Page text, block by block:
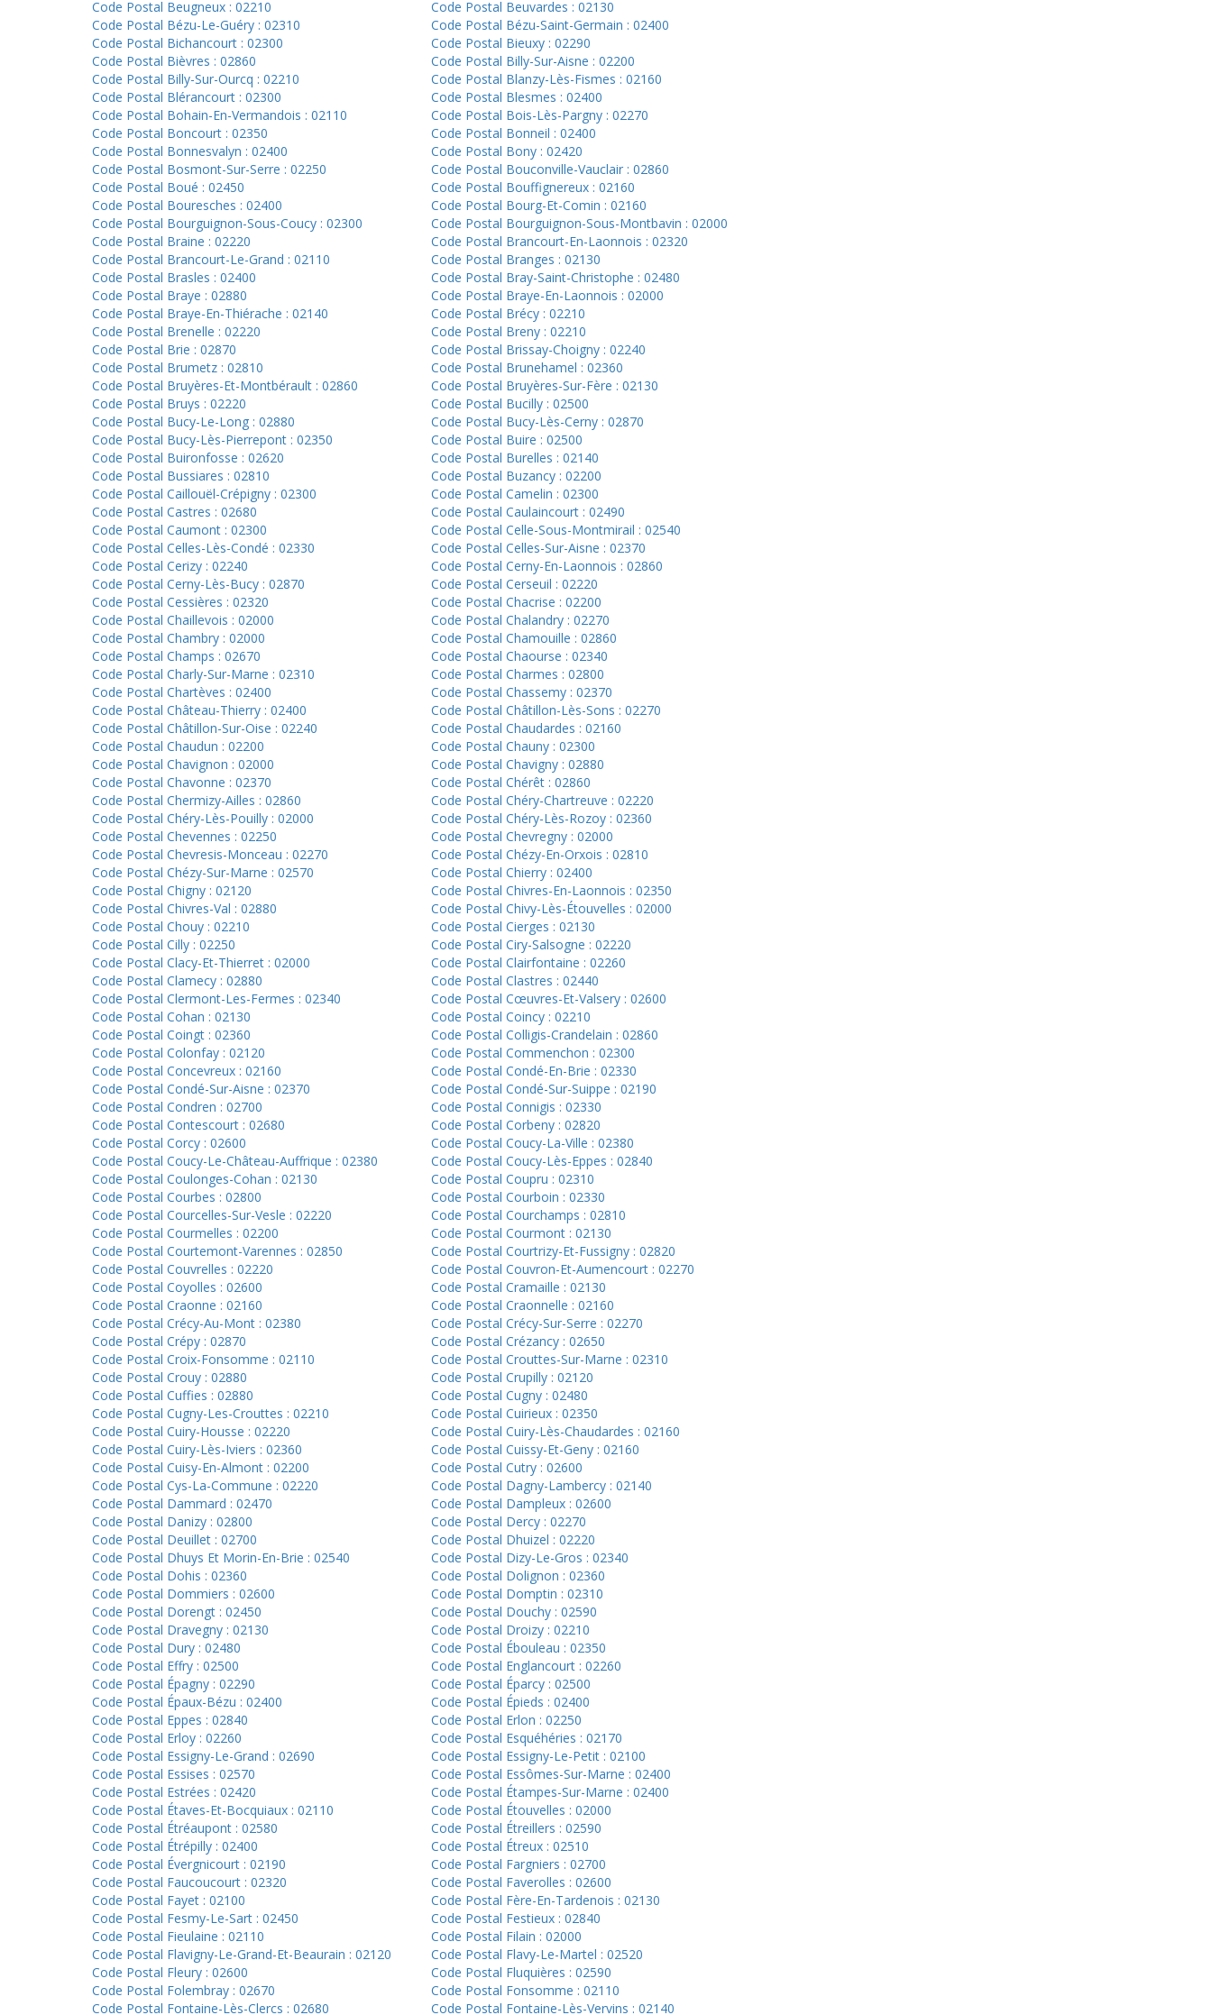
Code Postal Beugneux : 02210
Code Postal Beuvardes : 02130
Code Postal Bézu-Le-Guéry : 02310
Code Postal Bézu-Saint-Germain : 02400
Code Postal Bichancourt : 02300
Code Postal Bieuxy : 02290
Code Postal Bièvres : 02860
Code Postal Billy-Sur-Aisne : 02200
Code Postal Billy-Sur-Ourcq : 02210
Code Postal Blanzy-Lès-Fismes : 02160
Code Postal Blérancourt : 02300
Code Postal Blesmes : 02400
Code Postal Bohain-En-Vermandois : 02110
Code Postal Bois-Lès-Pargny : 02270
Code Postal Boncourt : 02350
Code Postal Bonneil : 02400
Code Postal Bonnesvalyn : 02400
Code Postal Bony : 02420
Code Postal Bosmont-Sur-Serre : 02250
Code Postal Bouconville-Vauclair : 02860
Code Postal Boué : 02450
Code Postal Bouffignereux : 02160
Code Postal Bouresches : 02400
Code Postal Bourg-Et-Comin : 02160
Code Postal Bourguignon-Sous-Coucy : 02300
Code Postal Bourguignon-Sous-Montbavin : 02000
Code Postal Braine : 02220
Code Postal Brancourt-En-Laonnois : 02320
Code Postal Brancourt-Le-Grand : 02110
Code Postal Branges : 02130
Code Postal Brasles : 02400
Code Postal Bray-Saint-Christophe : 02480
Code Postal Braye : 02880
Code Postal Braye-En-Laonnois : 02000
Code Postal Braye-En-Thiérache : 02140
Code Postal Brécy : 02210
Code Postal Brenelle : 02220
Code Postal Breny : 02210
Code Postal Brie : 02870
Code Postal Brissay-Choigny : 02240
Code Postal Brumetz : 02810
Code Postal Brunehamel : 02360
Code Postal Bruyères-Et-Montbérault : 02860
Code Postal Bruyères-Sur-Fère : 02130
Code Postal Bruys : 02220
Code Postal Bucilly : 02500
Code Postal Bucy-Le-Long : 02880
Code Postal Bucy-Lès-Cerny : 02870
Code Postal Bucy-Lès-Pierrepont : 02350
Code Postal Buire : 02500
Code Postal Buironfosse : 02620
Code Postal Burelles : 02140
Code Postal Bussiares : 02810
Code Postal Buzancy : 02200
Code Postal Caillouël-Crépigny : 02300
Code Postal Camelin : 02300
Code Postal Castres : 02680
Code Postal Caulaincourt : 02490
Code Postal Caumont : 02300
Code Postal Celle-Sous-Montmirail : 02540
Code Postal Celles-Lès-Condé : 02330
Code Postal Celles-Sur-Aisne : 02370
Code Postal Cerizy : 02240
Code Postal Cerny-En-Laonnois : 02860
Code Postal Cerny-Lès-Bucy : 02870
Code Postal Cerseuil : 02220
Code Postal Cessières : 02320
Code Postal Chacrise : 02200
Code Postal Chaillevois : 02000
Code Postal Chalandry : 02270
Code Postal Chambry : 02000
Code Postal Chamouille : 02860
Code Postal Champs : 02670
Code Postal Chaourse : 02340
Code Postal Charly-Sur-Marne : 02310
Code Postal Charmes : 02800
Code Postal Chartèves : 02400
Code Postal Chassemy : 02370
Code Postal Château-Thierry : 02400
Code Postal Châtillon-Lès-Sons : 02270
Code Postal Châtillon-Sur-Oise : 02240
Code Postal Chaudardes : 02160
Code Postal Chaudun : 02200
Code Postal Chauny : 02300
Code Postal Chavignon : 02000
Code Postal Chavigny : 02880
Code Postal Chavonne : 02370
Code Postal Chérêt : 02860
Code Postal Chermizy-Ailles : 02860
Code Postal Chéry-Chartreuve : 02220
Code Postal Chéry-Lès-Pouilly : 02000
Code Postal Chéry-Lès-Rozoy : 02360
Code Postal Chevennes : 02250
Code Postal Chevregny : 02000
Code Postal Chevresis-Monceau : 02270
Code Postal Chézy-En-Orxois : 02810
Code Postal Chézy-Sur-Marne : 02570
Code Postal Chierry : 02400
Code Postal Chigny : 02120
Code Postal Chivres-En-Laonnois : 02350
Code Postal Chivres-Val : 02880
Code Postal Chivy-Lès-Étouvelles : 02000
Code Postal Chouy : 02210
Code Postal Cierges : 02130
Code Postal Cilly : 02250
Code Postal Ciry-Salsogne : 02220
Code Postal Clacy-Et-Thierret : 02000
Code Postal Clairfontaine : 02260
Code Postal Clamecy : 02880
Code Postal Clastres : 02440
Code Postal Clermont-Les-Fermes : 02340
Code Postal Cœuvres-Et-Valsery : 02600
Code Postal Cohan : 02130
Code Postal Coincy : 02210
Code Postal Coingt : 02360
Code Postal Colligis-Crandelain : 02860
Code Postal Colonfay : 02120
Code Postal Commenchon : 02300
Code Postal Concevreux : 02160
Code Postal Condé-En-Brie : 02330
Code Postal Condé-Sur-Aisne : 02370
Code Postal Condé-Sur-Suippe : 02190
Code Postal Condren : 02700
Code Postal Connigis : 02330
Code Postal Contescourt : 02680
Code Postal Corbeny : 02820
Code Postal Corcy : 02600
Code Postal Coucy-La-Ville : 02380
Code Postal Coucy-Le-Château-Auffrique : 02380
Code Postal Coucy-Lès-Eppes : 02840
Code Postal Coulonges-Cohan : 02130
Code Postal Coupru : 02310
Code Postal Courbes : 02800
Code Postal Courboin : 02330
Code Postal Courcelles-Sur-Vesle : 02220
Code Postal Courchamps : 02810
Code Postal Courmelles : 02200
Code Postal Courmont : 02130
Code Postal Courtemont-Varennes : 02850
Code Postal Courtrizy-Et-Fussigny : 02820
Code Postal Couvrelles : 02220
Code Postal Couvron-Et-Aumencourt : 02270
Code Postal Coyolles : 02600
Code Postal Cramaille : 02130
Code Postal Craonne : 02160
Code Postal Craonnelle : 02160
Code Postal Crécy-Au-Mont : 02380
Code Postal Crécy-Sur-Serre : 02270
Code Postal Crépy : 02870
Code Postal Crézancy : 02650
Code Postal Croix-Fonsomme : 02110
Code Postal Crouttes-Sur-Marne : 02310
Code Postal Crouy : 02880
Code Postal Crupilly : 02120
Code Postal Cuffies : 02880
Code Postal Cugny : 02480
Code Postal Cugny-Les-Crouttes : 02210
Code Postal Cuirieux : 02350
Code Postal Cuiry-Housse : 02220
Code Postal Cuiry-Lès-Chaudardes : 02160
Code Postal Cuiry-Lès-Iviers : 02360
Code Postal Cuissy-Et-Geny : 02160
Code Postal Cuisy-En-Almont : 02200
Code Postal Cutry : 02600
Code Postal Cys-La-Commune : 02220
Code Postal Dagny-Lambercy : 02140
Code Postal Dammard : 02470
Code Postal Dampleux : 02600
Code Postal Danizy : 02800
Code Postal Dercy : 02270
Code Postal Deuillet : 02700
Code Postal Dhuizel : 02220
Code Postal Dhuys Et Morin-En-Brie : 02540
Code Postal Dizy-Le-Gros : 02340
Code Postal Dohis : 02360
Code Postal Dolignon : 02360
Code Postal Dommiers : 02600
Code Postal Domptin : 02310
Code Postal Dorengt : 02450
Code Postal Douchy : 02590
Code Postal Dravegny : 02130
Code Postal Droizy : 02210
Code Postal Dury : 02480
Code Postal Ébouleau : 02350
Code Postal Effry : 02500
Code Postal Englancourt : 02260
Code Postal Épagny : 02290
Code Postal Éparcy : 02500
Code Postal Épaux-Bézu : 02400
Code Postal Épieds : 02400
Code Postal Eppes : 02840
Code Postal Erlon : 02250
Code Postal Erloy : 02260
Code Postal Esquéhéries : 02170
Code Postal Essigny-Le-Grand : 02690
Code Postal Essigny-Le-Petit : 02100
Code Postal Essises : 02570
Code Postal Essômes-Sur-Marne : 02400
Code Postal Estrées : 02420
Code Postal Étampes-Sur-Marne : 02400
Code Postal Étaves-Et-Bocquiaux : 02110
Code Postal Étouvelles : 02000
Code Postal Étréaupont : 02580
Code Postal Étreillers : 02590
Code Postal Étrépilly : 02400
Code Postal Étreux : 02510
Code Postal Évergnicourt : 02190
Code Postal Fargniers : 02700
Code Postal Faucoucourt : 02320
Code Postal Faverolles : 02600
Code Postal Fayet : 02100
Code Postal Fère-En-Tardenois : 02130
Code Postal Fesmy-Le-Sart : 02450
Code Postal Festieux : 02840
Code Postal Fieulaine : 02110
Code Postal Filain : 02000
Code Postal Flavigny-Le-Grand-Et-Beaurain : 02120
Code Postal Flavy-Le-Martel : 02520
Code Postal Fleury : 02600
Code Postal Fluquières : 02590
Code Postal Folembray : 02670
Code Postal Fonsomme : 02110
Code Postal Fontaine-Lès-Clercs : 02680
Code Postal Fontaine-Lès-Vervins : 02140